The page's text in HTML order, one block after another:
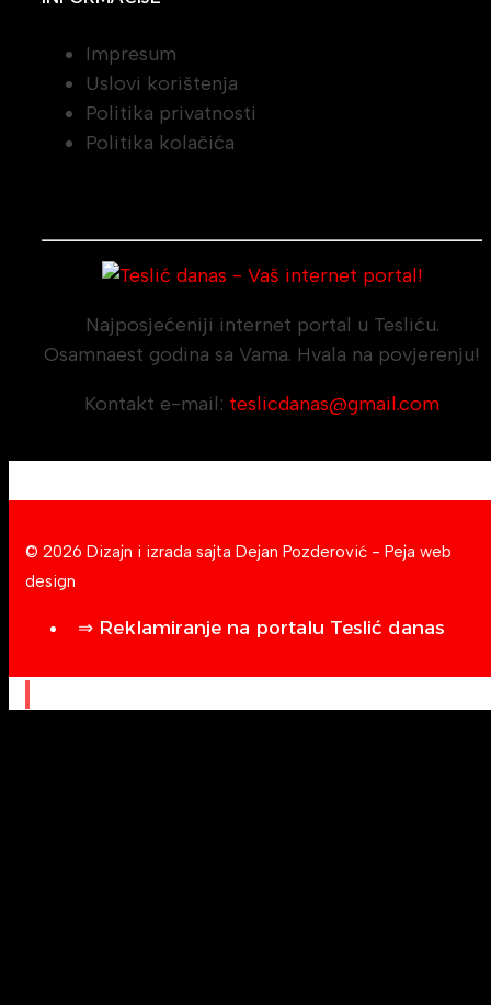
Impresum
Uslovi korištenja
Politika privatnosti
Politika kolačića
Najposjećeniji internet portal u Tesliću.
Osamnaest godina sa Vama. Hvala na povjerenju!
Kontakt e-mail: teslicdanas@gmail.com
© 2026 Dizajn i izrada sajta Dejan Pozderović - Peja web
design
⇒ Reklamiranje na portalu Teslić danas